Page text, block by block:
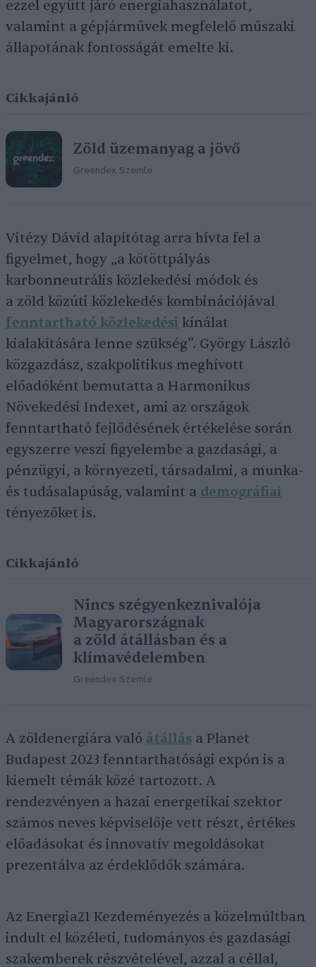
ezzel együtt járó energiahasználatot,
valamint a gépjárművek megfelelő műszaki
állapotának fontosságát emelte ki.
Cikkajánló
Zöld üzemanyag a jövő
Greendex Szemle
Vitézy Dávid alapítótag arra hívta fel a
figyelmet, hogy „a kötöttpályás
karbonneutrális közlekedési módok és
a zöld közúti közlekedés kombinációjával
fenntartható közlekedési kínálat
kialakítására lenne szükség”. György László
közgazdász, szakpolitikus meghívott
előadóként bemutatta a Harmonikus
Növekedési Indexet, ami az országok
fenntartható fejlődésének értékelése során
egyszerre veszi figyelembe a gazdasági, a
pénzügyi, a környezeti, társadalmi, a munka-
és tudásalapúság, valamint a demográfiai
tényezőket is.
Cikkajánló
Nincs szégyenkeznivalója
Magyarországnak
a zöld átállásban és a
klímavédelemben
Greendex Szemle
A zöldenergiára való átállás a Planet
Budapest 2023 fenntarthatósági expón is a
kiemelt témák közé tartozott. A
rendezvényen a hazai energetikai szektor
számos neves képviselője vett részt, értékes
előadásokat és innovatív megoldásokat
prezentálva az érdeklődők számára.
Az Energia21 Kezdeményezés a közelmúltban
indult el közéleti, tudományos és gazdasági
szakemberek részvételével, azzal a céllal,